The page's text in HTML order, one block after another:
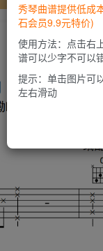
秀琴曲谱提供低成
石会员9.9元特价)
使用方法：点击右
谱可以少字不可以
提示：单击图片可
左右滑动